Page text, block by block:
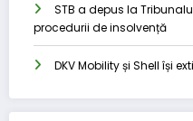
STB a depus la
procedurii de insolvență
DKV Mobility și Shell își